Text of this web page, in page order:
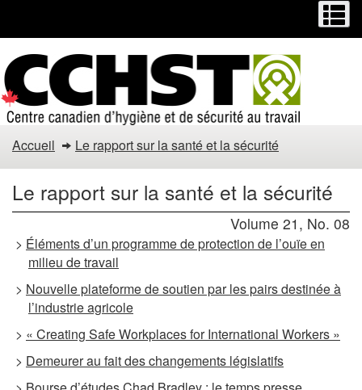
au
contenu
principal
à
la
version
HTML
simplifiée
Menu
du
site
Accueil Le rapport sur la santé et la sécurité
Le rapport sur la santé et la sécurité
Volume 21, No. 08
> Éléments d’un programme de protection de l’ouïe en
milieu de travail
> Nouvelle plateforme de soutien par les pairs destinée à
l’industrie agricole
> « Creating Safe Workplaces for International Workers »
> Demeurer au fait des changements législatifs